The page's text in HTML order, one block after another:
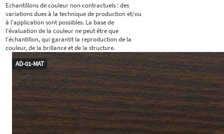
Echantillons de couleur non contractuels : des
variations dues à la technique de production et/ou
à l'application sont possibles. La base de
l'évaluation de la couleur ne peut être que
l'échantillon, qui garantit la reproduction de la
couleur, de la brillance et de la structure.
AD-01-MAT